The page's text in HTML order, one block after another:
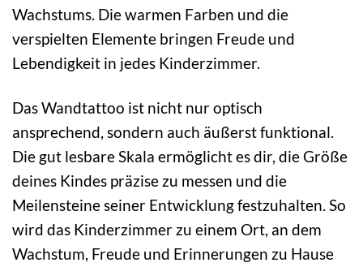
Wachstums. Die warmen Farben und die
verspielten Elemente bringen Freude und
Lebendigkeit in jedes Kinderzimmer.
Das Wandtattoo ist nicht nur optisch
ansprechend, sondern auch äußerst funktional.
Die gut lesbare Skala ermöglicht es dir, die Größe
deines Kindes präzise zu messen und die
Meilensteine seiner Entwicklung festzuhalten. So
wird das Kinderzimmer zu einem Ort, an dem
Wachstum, Freude und Erinnerungen zu Hause